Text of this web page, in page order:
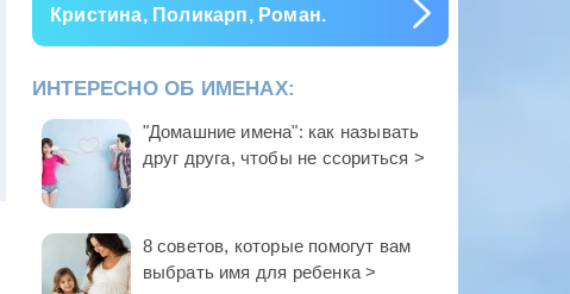
Кристина, Поликарп, Роман.
ИНТЕРЕСНО ОБ ИМЕНАХ:
"Домашние имена": как называть
друг друга, чтобы не ссориться >
8 советов, которые помогут вам
выбрать имя для ребенка >